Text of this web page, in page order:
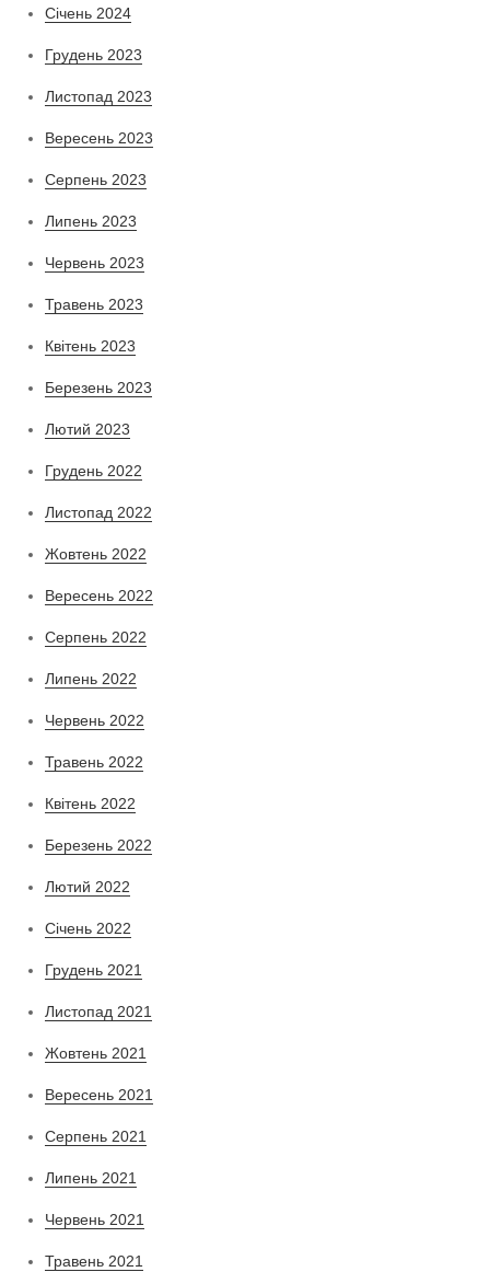
Січень 2024
Грудень 2023
Листопад 2023
Вересень 2023
Серпень 2023
Липень 2023
Червень 2023
Травень 2023
Квітень 2023
Березень 2023
Лютий 2023
Грудень 2022
Листопад 2022
Жовтень 2022
Вересень 2022
Серпень 2022
Липень 2022
Червень 2022
Травень 2022
Квітень 2022
Березень 2022
Лютий 2022
Січень 2022
Грудень 2021
Листопад 2021
Жовтень 2021
Вересень 2021
Серпень 2021
Липень 2021
Червень 2021
Травень 2021